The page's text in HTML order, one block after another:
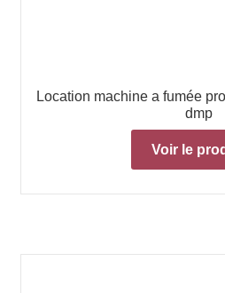
Location machine a fumée
dmp
Voir le